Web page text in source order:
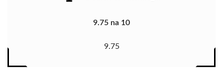
9.75 na 10
9.75